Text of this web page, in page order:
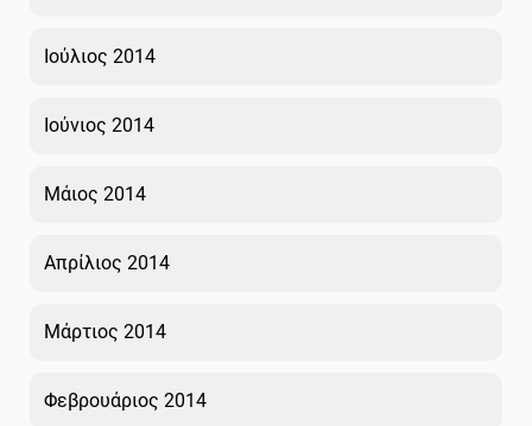
Ιούλιος 2014
Ιούνιος 2014
Μάιος 2014
Απρίλιος 2014
Μάρτιος 2014
Φεβρουάριος 2014